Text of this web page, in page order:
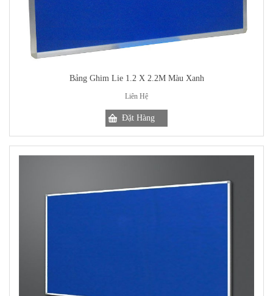
Bảng Ghim Lie 1.2 X 2.2M Màu Xanh
Liên Hệ